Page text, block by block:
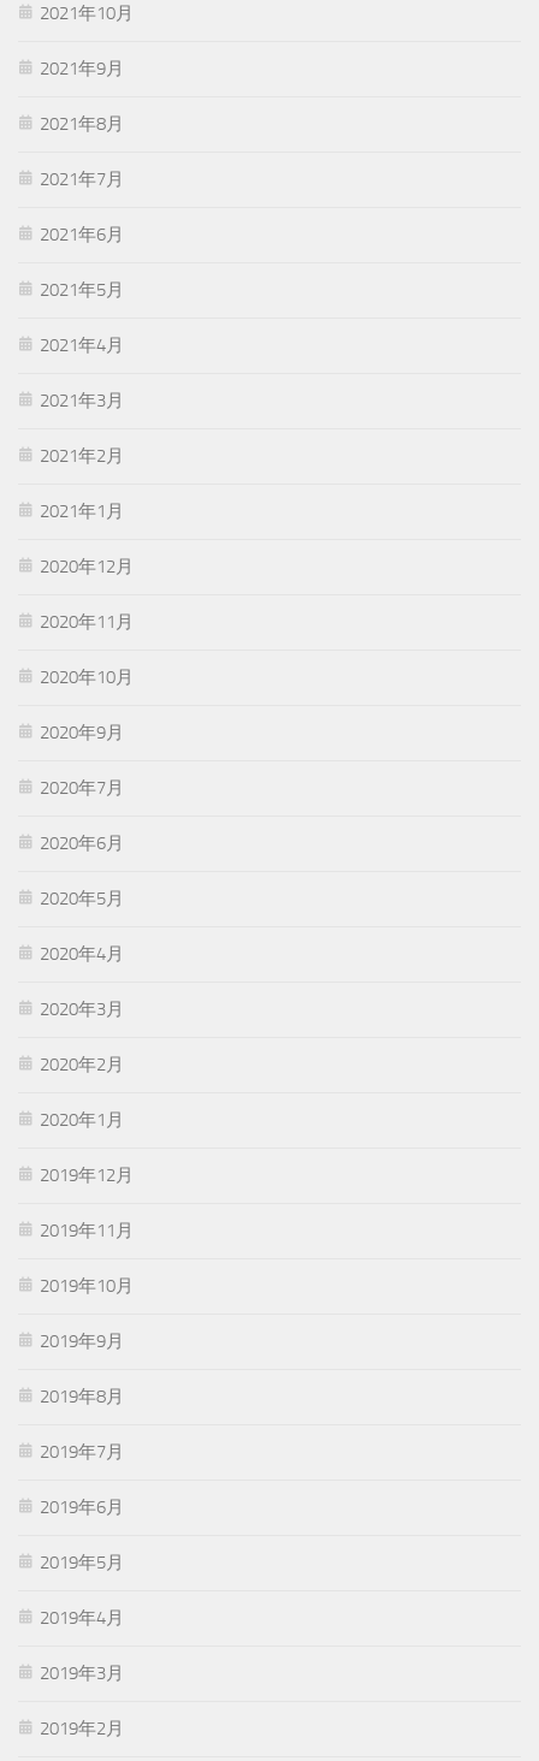
2021年10月
2021年9月
2021年8月
2021年7月
2021年6月
2021年5月
2021年4月
2021年3月
2021年2月
2021年1月
2020年12月
2020年11月
2020年10月
2020年9月
2020年7月
2020年6月
2020年5月
2020年4月
2020年3月
2020年2月
2020年1月
2019年12月
2019年11月
2019年10月
2019年9月
2019年8月
2019年7月
2019年6月
2019年5月
2019年4月
2019年3月
2019年2月